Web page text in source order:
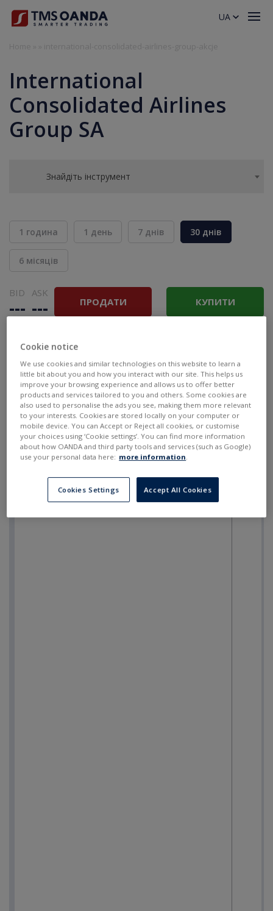
International
Consolidated Airlines
Group SA
Знайдіть інструмент
1 година 1 день 7 днів 30 днів
6 місяців
BID
---
ASK
--- ПРОДАТИ КУПИТИ
UA
Cookie notice
We use cookies and similar technologies on this website to learn a
little bit about you and how you interact with our site. This helps us
improve your browsing experience and allows us to offer better
products and services tailored to you and others. Some cookies are
also used to personalise the ads you see, making them more relevant
to your interests. Cookies are stored locally on your computer or
mobile device. You can Accept or Reject all cookies, or customise
your choices using ‘Cookie settings’. You can find more information
about how OANDA and third party tools and services (such as Google)
use your personal data here: more information.
Cookies Settings Accept All Cookies